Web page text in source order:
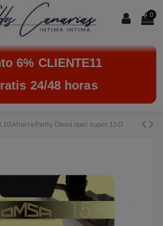
0
6% CLIENTE11
24/48 horas
10 Ahorro Panty Omsa opac super 15 D